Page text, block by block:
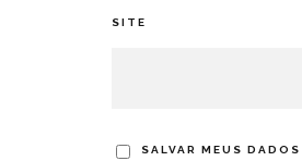
SITE
SALVAR MEUS